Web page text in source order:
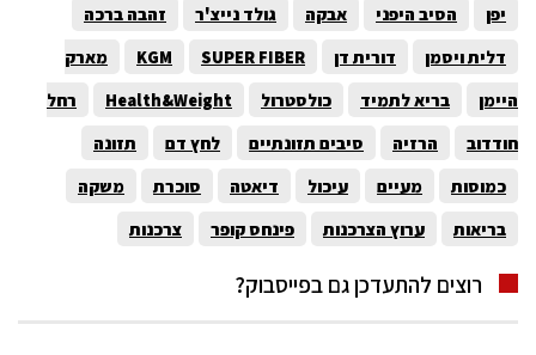
יפן הסיב היפני אבקה גולד נייצ'ר
זהבה ברכה
דלית ויסמן
דורית דן KGM SUPER FIBER
מארק
היימן
בריא לתמיד כולסטרול Health&Weight
רחל
חודדוב
הרזיה סיבים תזונתיים לחץ דם
תזונה
כמוסות
מעיים עיכול דיאטה סוכרת
משקה
בריאות
ערוץ הצרכנות פינחס קופר צרכנות
רוצים להתעדכן גם בפייסבוק?